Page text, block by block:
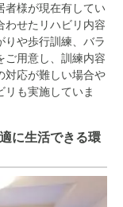
者様が現在有してい
わせたリハビリ内容
や歩行訓練、バラ
ご用意し、訓練内容
対応が難しい場合や
も実施していま
に生活できる環